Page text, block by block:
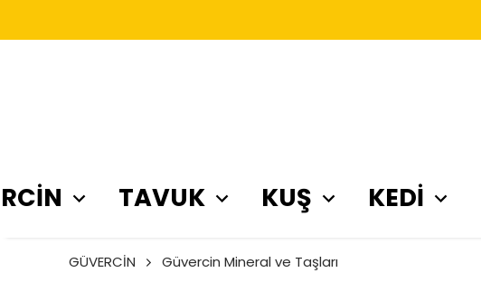
TAVUK KUŞ KEDİ
GÜVERCİN Güvercin Mineral ve Taşları